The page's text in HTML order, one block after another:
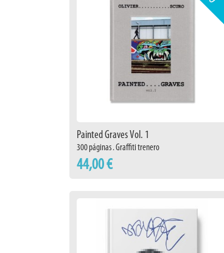
Painted Graves Vol. 1
300 páginas . Graffiti trenero
44,00 €